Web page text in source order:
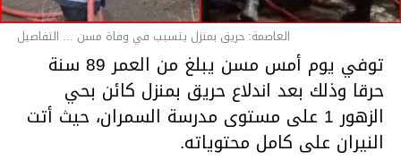
العاصمة: حريق بمنزل يتسبب في وفاة مسن ... التفاصيل
توفي يوم أمس مسن يبلغ من العمر 89 سنة
حرقا وذلك بعد اندلاع حريق بمنزل كائن بحي
الزهور 1 على مستوى مدرسة السمران، حيث أتت
النيران على كامل محتوياته.